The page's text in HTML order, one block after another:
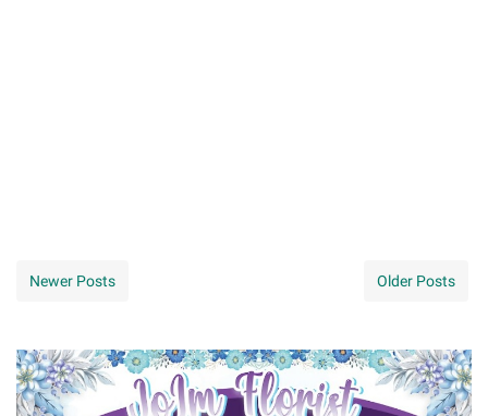
Newer Posts Older Posts